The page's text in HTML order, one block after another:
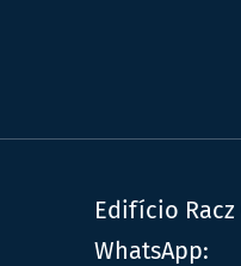
Edifício Racz
WhatsApp: